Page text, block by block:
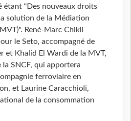
étant "Des nouveaux droits
solution de la Médiation
René-Marc Chikli
le Seto, accompagné de
et Khalid El Wardi de la MVT,
la SNCF, qui apportera
ferroviaire en
et Laurine Caracchioli,
de la consommation